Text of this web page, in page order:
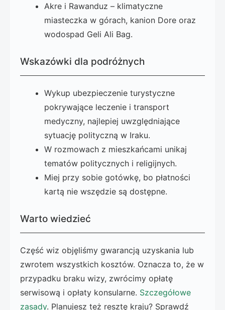
Akre i Rawanduz – klimatyczne
miasteczka w górach, kanion Dore oraz
wodospad Geli Ali Bag.
Wskazówki dla podróżnych
Wykup ubezpieczenie turystyczne
pokrywające leczenie i transport
medyczny, najlepiej uwzględniające
sytuację polityczną w Iraku.
W rozmowach z mieszkańcami unikaj
tematów politycznych i religijnych.
Miej przy sobie gotówkę, bo płatności
kartą nie wszędzie są dostępne.
Warto wiedzieć
Część wiz objęliśmy gwarancją uzyskania lub
zwrotem wszystkich kosztów. Oznacza to, że w
przypadku braku wizy, zwrócimy opłatę
serwisową i opłaty konsularne. Szczegółowe
zasady. Planujesz też resztę kraju? Sprawdź